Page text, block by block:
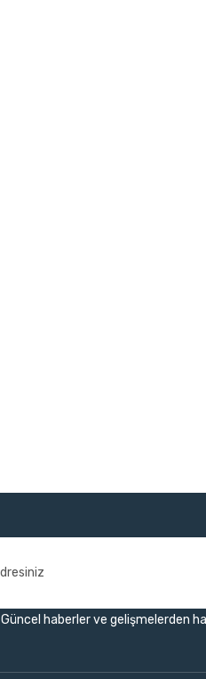
Güncel haberler ve gelişmelerden